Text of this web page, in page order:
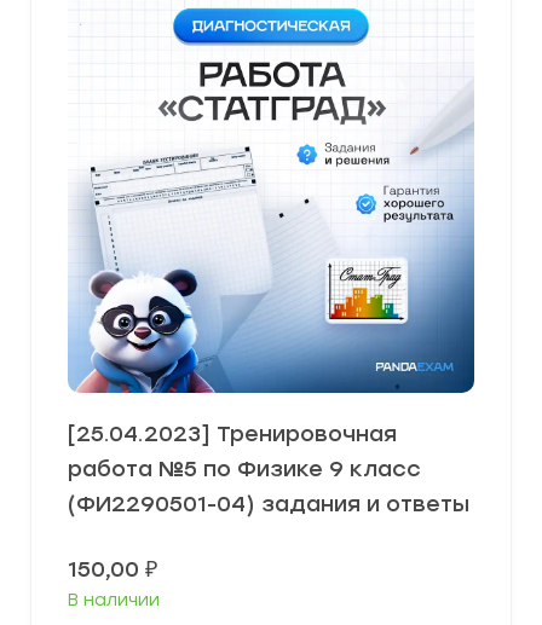
[25.04.2023] Тренировочная
работа №5 по Физике 9 класс
(ФИ2290501-04) задания и ответы
150,00 ₽
В наличии